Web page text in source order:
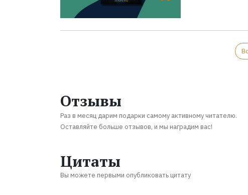
Отзывы
Раз в месяц дарим подарки самому активному читателю.
Оставляйте больше отзывов, и мы наградим вас!
Цитаты
Вы можете первыми опубликовать цитату